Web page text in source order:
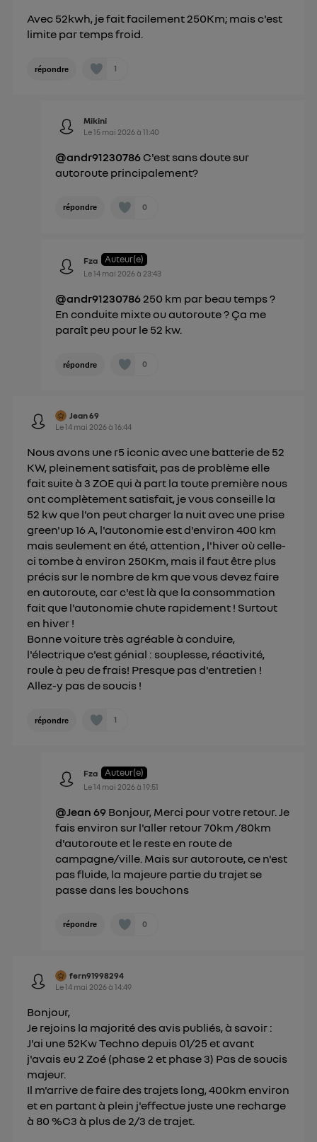
Avec 52kwh, je fait facilement 250Km; mais c'est
limite par temps froid.
répondre 1
Mikini
Le15 mai 2026à11:40
@andr91230786 C'est sans doute sur
autoroute principalement?
répondre 0
Fza Auteur(e)
Le14 mai 2026à 23:43
@andr91230786 250 km par beau temps ?
En conduite mixte ou autoroute ? Ça me
paraît peu pour le 52 kw.
répondre 0
Jean 69
Le14 mai 2026à16:44
Nous avons une r5 iconic avec une batterie de 52
KW, pleinement satisfait, pas de problème elle
fait suite à 3 ZOE qui à part la toute première nous
ont complètement satisfait, je vous conseille la
52 kw que l'on peut charger la nuit avec une prise
green'up 16 A, l'autonomie est d'environ 400 km
mais seulement en été, attention , l'hiver où celle-
ci tombe à environ 250Km, mais il faut être plus
précis sur le nombre de km que vous devez faire
en autoroute, car c'est là que la consommation
fait que l'autonomie chute rapidement ! Surtout
en hiver !
Bonne voiture très agréable à conduire,
l'électrique c'est génial : souplesse, réactivité,
roule à peu de frais! Presque pas d'entretien !
Allez-y pas de soucis !
répondre 1
Fza Auteur(e)
Le14 mai 2026à19:51
@Jean 69 Bonjour, Merci pour votre retour. Je
fais environ sur l'aller retour 70km /80km
d'autoroute et le reste en route de
campagne/ville. Mais sur autoroute, ce n'est
pas fluide, la majeure partie du trajet se
passe dans les bouchons
répondre 0
fern91998294
Le14 mai 2026à14:49
Bonjour,
Je rejoins la majorité des avis publiés, à savoir :
J'ai une 52Kw Techno depuis 01/25 et avant
j'avais eu 2 Zoé (phase 2 et phase 3) Pas de soucis
majeur.
Il m'arrive de faire des trajets long, 400km environ
et en partant à plein j'effectue juste une recharge
à 80 %C3 à plus de 2/3 de trajet.